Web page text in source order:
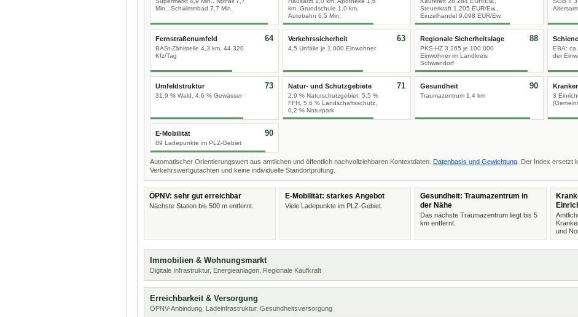
Min., Schwimmbad 7,7 Min.
km, Grundschule 1,0 km,
Autobahn 6,5 Min.
Steuerkraft 1.205 EUR/Ew.,
Einzelhandel 9.098 EUR/Ew.
Fernstraßenumfeld
BASt-Zählstelle 4,3 km, 44.320
Kfz/Tag
64 Verkehrssicherheit
4,5 Unfälle je 1.000 Einwohner
63 Regionale Sicherheitslage
PKS-HZ 3.265 je 100.000
Einwohner im Landkreis
Schwandorf
88
EBA:
der
Umfeldstruktur
31,9 % Wald, 4,6 % Gewässer
73 Natur- und Schutzgebiete
2,9 % Naturschutzgebiet, 5,5 %
FFH, 5,6 % Landschaftsschutz,
0,2 % Naturpark
71 Gesundheit
Traumazentrum 1,4 km
90
3
E-Mobilität
89 Ladepunkte im PLZ-Gebiet
90
Automatischer Orientierungswert aus amtlichen und öffentlich nachvollziehbaren Kontextdaten. Datenbasis und Gewichtung . Der Index ersetzt
Verkehrswertgutachten und keine individuelle Standortprüfung.
ÖPNV: sehr gut erreichbar
Nächste Station bis 500 m entfernt.
E-Mobilität: starkes Angebot
Viele Ladepunkte im PLZ-Gebiet.
Gesundheit: Traumazentrum in
der Nähe
Das nächste Traumazentrum liegt bis 5
km entfernt.
und
Immobilien & Wohnungsmarkt
Digitale Infrastruktur, Energieanlagen, Regionale Kaufkraft
Erreichbarkeit & Versorgung
ÖPNV-Anbindung, Ladeinfrastruktur, Gesundheitsversorgung